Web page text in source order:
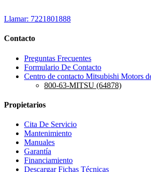
Llamar: 7221801888
Contacto
Preguntas Frecuentes
Formulario De Contacto
Centro de contacto Mitsubishi Motors
800-63-MITSU (64878)
Propietarios
Cita De Servicio
Mantenimiento
Manuales
Garantía
Financiamiento
Descargar Fichas Técnicas